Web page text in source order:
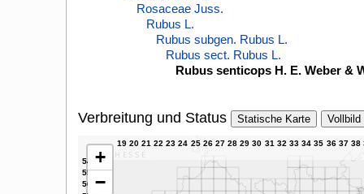
Rosaceae Juss.
Rubus L.
Rubus subgen. Rubus L.
Rubus sect. Rubus L.
Rubus senticops H. E. Weber &
Verbreitung und Status Statische Karte Vollbild
+
−